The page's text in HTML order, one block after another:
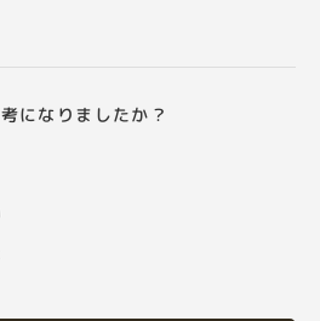
になりましたか？